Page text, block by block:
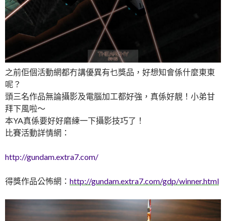
之前佢個活動網都冇講優異有乜獎品，好想知會係什麼東東
呢？
頭三名作品無論攝影及電腦加工都好強，真係好靚！小弟甘
拜下風啦～
本YA真係要好好磨練一下攝影技巧了！
比賽活動詳情網：
http://gundam.extra7.com/
得獎作品公怖網： http://gundam.extra7.com/gdp/winner.html